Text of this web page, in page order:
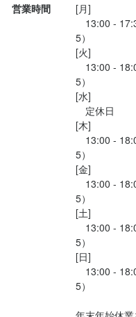
営業時間
[月]
13:00 -
5）
[火]
13:00 -
5）
[水]
定休日
[木]
13:00 -
5）
[金]
13:00 -
5）
[土]
13:00 -
5）
[日]
13:00 -
5）
〇チームで仕事することに意
選考の流れ
応募後、原則2営業日以内
履歴書をご持参の上、店舗
働き方の相談を経て採用と
お店の採用担当者か
サブカルの聖地中野ブロー
で運営している店舗です。
アニメやマンガなどのコン
一緒にグッズの販売やメニ
お仕事の雰囲気としては、
曜日によってスタッフは違
求める人物像
〇アニメ・漫画・ゲームが好
〇喫茶店業務をしたい方
〇好奇心を持って仕事に取
〇誠実に仕事に取り組める方
〇チームで仕事することに
選考の流れ
応募後、原則2営業日以内
履歴書をご持参の上、店舗
働き方の相談を経て採用と
お店の採用担当者か
サブカルの聖地中野ブロー